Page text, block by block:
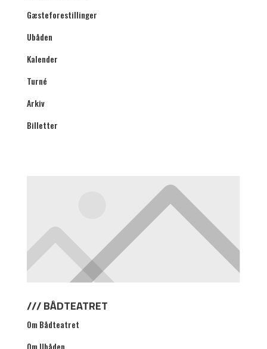
Gæsteforestillinger
Ubåden
Kalender
Turné
Arkiv
Billetter
/// BÅDTEATRET
Om Bådteatret